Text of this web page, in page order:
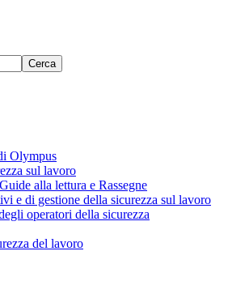
Cerca
Olympus
sul lavoro
alla lettura e Rassegne
e di gestione della sicurezza sul lavoro
operatori della sicurezza
del lavoro